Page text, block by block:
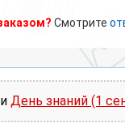
Смотрите
и День знаний (1